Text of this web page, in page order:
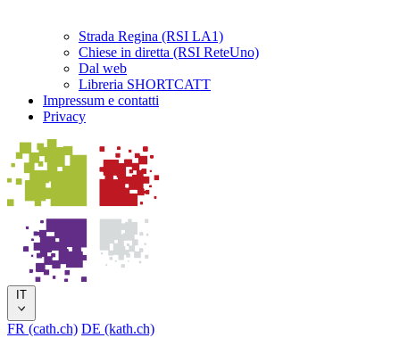
Strada Regina (RSI LA1)
Chiese in diretta (RSI ReteUno)
Dal web
Libreria SHORTCATT
Impressum e contatti
Privacy
IT
FR (cath.ch) DE (kath.ch)